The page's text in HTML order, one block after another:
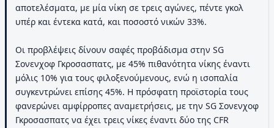
αποτελέσματα, με μία νίκη σε τρεις αγώνες, πέντε γκολ
υπέρ και έντεκα κατά, και ποσοστό νικών 33%.
Οι προβλέψεις δίνουν σαφές προβάδισμα στην SG
Σονενχοφ Γκροσασπατς, με 45% πιθανότητα νίκης έναντι
μόλις 10% για τους φιλοξενούμενους, ενώ η ισοπαλία
συγκεντρώνει επίσης 45%. Η πρόσφατη προϊστορία τους
φανερώνει αμφίρροπες αναμετρήσεις, με την SG Σονενχοφ
Γκροσασπατς να έχει τρεις νίκες έναντι δύο της CFR